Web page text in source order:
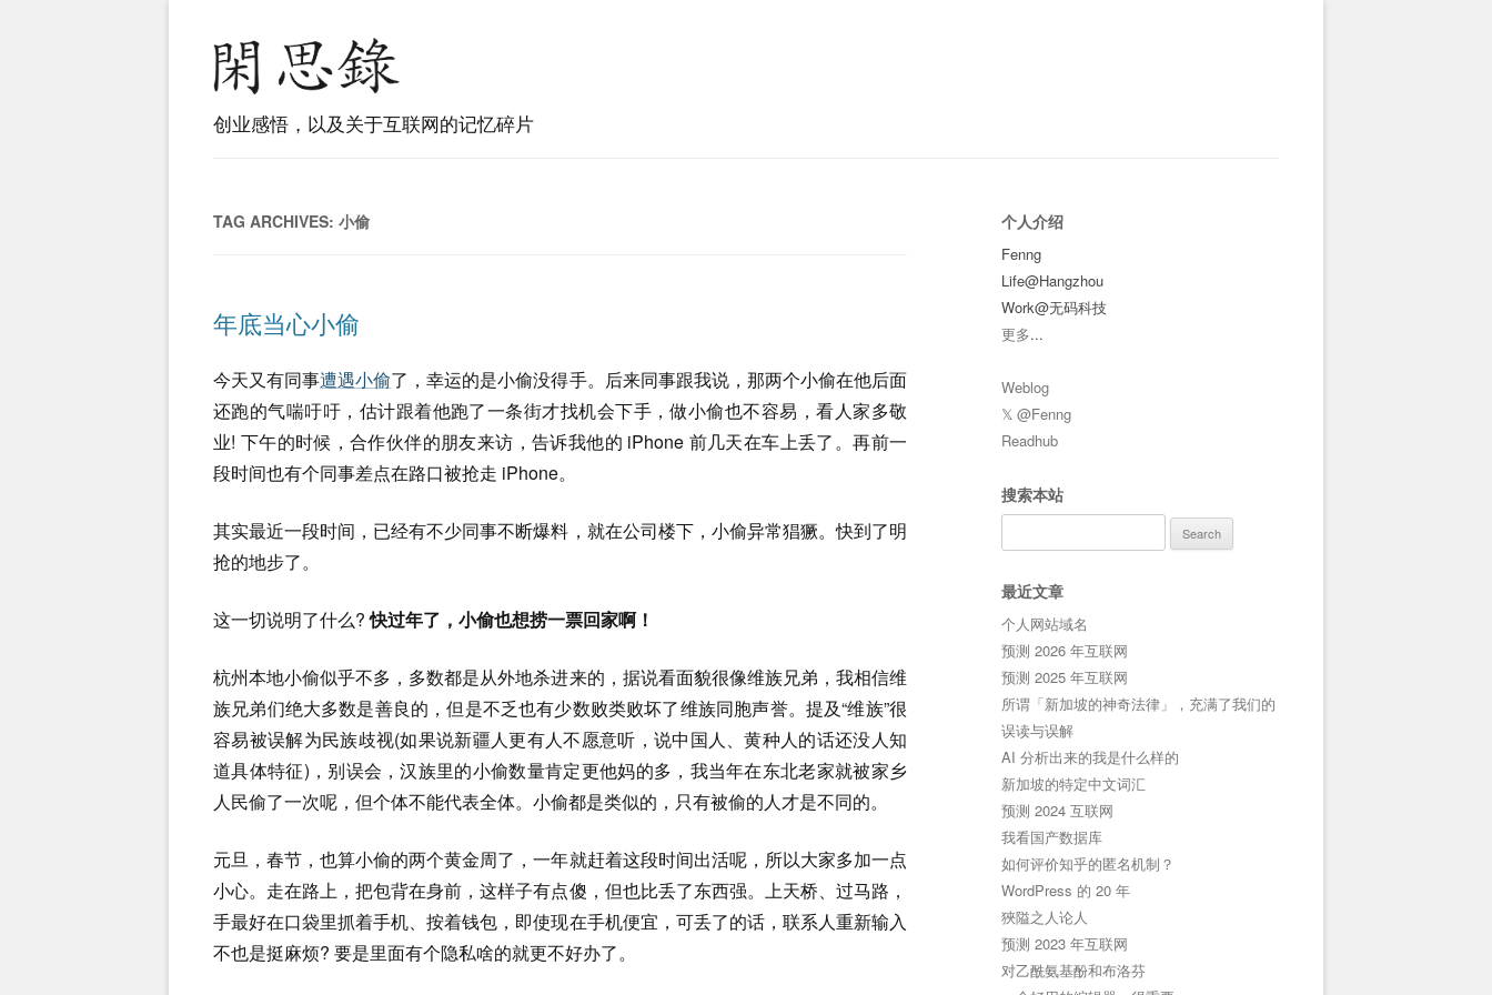
创业感悟，以及关于互联网的记忆碎片
TAG ARCHIVES: 小偷
年底当心小偷
今天又有同事遭遇小偷了，幸运的是小偷没得手。后来同事跟我说，那两个小偷在他后面
还跑的气喘吁吁，估计跟着他跑了一条街才找机会下手，做小偷也不容易，看人家多敬
业! 下午的时候，合作伙伴的朋友来访，告诉我他的 iPhone 前几天在车上丢了。再前一
段时间也有个同事差点在路口被抢走 iPhone。
其实最近一段时间，已经有不少同事不断爆料，就在公司楼下，小偷异常猖獗。快到了明
抢的地步了。
这一切说明了什么?快过年了，小偷也想捞一票回家啊！
杭州本地小偷似乎不多，多数都是从外地杀进来的，据说看面貌很像维族兄弟，我相信维
族兄弟们绝大多数是善良的，但是不乏也有少数败类败坏了维族同胞声誉。提及“维族”很
容易被误解为民族歧视(如果说新疆人更有人不愿意听，说中国人、黄种人的话还没人知
道具体特征)，别误会，汉族里的小偷数量肯定更他妈的多，我当年在东北老家就被家乡
人民偷了一次呢，但个体不能代表全体。小偷都是类似的，只有被偷的人才是不同的。
元旦，春节，也算小偷的两个黄金周了，一年就赶着这段时间出活呢，所以大家多加一点
小心。走在路上，把包背在身前，这样子有点傻，但也比丢了东西强。上天桥、过马路，
手最好在口袋里抓着手机、按着钱包，即使现在手机便宜，可丢了的话，联系人重新输入
不也是挺麻烦? 要是里面有个隐私啥的就更不好办了。
个人介绍
Fenng
Life@Hangzhou
Work@无码科技
更多...
Weblog
𝕏 @Fenng
Readhub
搜索本站
for:
最近文章
个人网站域名
预测 2026 年互联网
预测 2025 年互联网
所谓「新加坡的神奇法律」，充满了我们的
误读与误解
AI 分析出来的我是什么样的
新加坡的特定中文词汇
预测 2024 互联网
我看国产数据库
如何评价知乎的匿名机制？
WordPress 的 20 年
狹隘之人论人
预测 2023 年互联网
对乙酰氨基酚和布洛芬